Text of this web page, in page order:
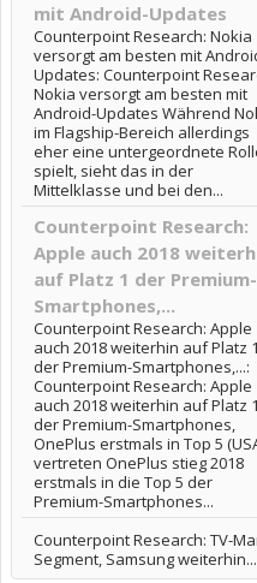
mit Android-Updates
Counterpoint Research: Nokia
versorgt am besten mit
Updates: Counterpoint
Nokia versorgt am besten mit
Android-Updates Während
im Flagship-Bereich allerdings
eher eine untergeordnete
spielt, sieht das in der
Mittelklasse und bei den...
Counterpoint Research:
Apple auch 2018
auf Platz 1 der Premium-
Smartphones,...
Counterpoint Research: Apple
auch 2018 weiterhin auf Platz 1
der Premium-Smartphones,...:
Counterpoint Research: Apple
auch 2018 weiterhin auf Platz 1
der Premium-Smartphones,
OnePlus erstmals in Top 5
vertreten OnePlus stieg 2018
erstmals in die Top 5 der
Premium-Smartphones...
Counterpoint Research: TV-
Segment, Samsung